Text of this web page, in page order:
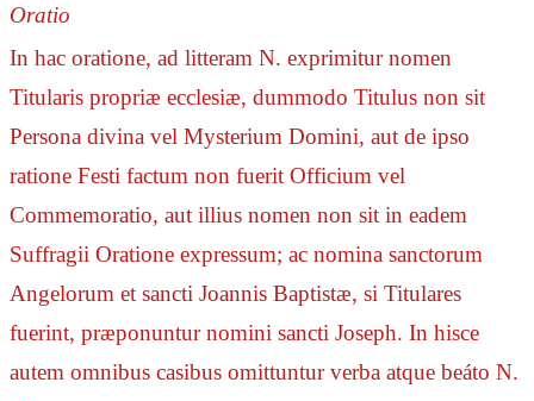
Oratio
In hac oratione, ad litteram N. exprimitur nomen
Titularis propriæ ecclesiæ, dummodo Titulus non sit
Persona divina vel Mysterium Domini, aut de ipso
ratione Festi factum non fuerit Officium vel
Commemoratio, aut illius nomen non sit in eadem
Suffragii Oratione expressum; ac nomina sanctorum
Angelorum et sancti Joannis Baptistæ, si Titulares
fuerint, præponuntur nomini sancti Joseph. In hisce
autem omnibus casibus omittuntur verba atque beáto N.